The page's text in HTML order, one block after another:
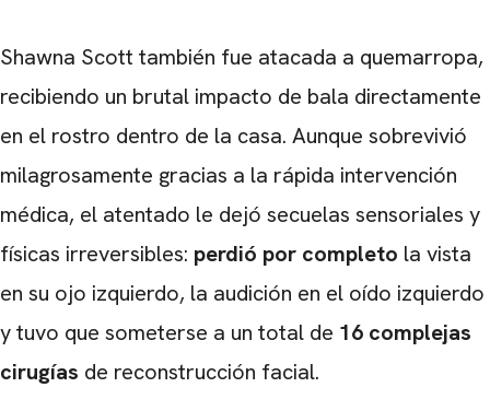
Shawna Scott también fue atacada a quemarropa,
recibiendo un brutal impacto de bala directamente
en el rostro dentro de la casa. Aunque sobrevivió
milagrosamente gracias a la rápida intervención
médica, el atentado le dejó secuelas sensoriales y
físicas irreversibles: perdió por completo la vista
en su ojo izquierdo, la audición en el oído izquierdo
y tuvo que someterse a un total de 16 complejas
cirugías de reconstrucción facial.